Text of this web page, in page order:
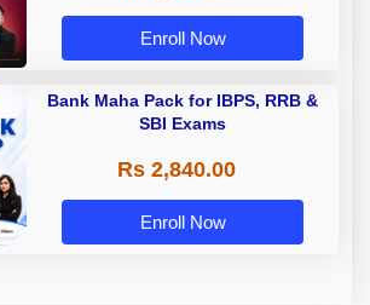
Enroll Now
Bank Maha Pack for IBPS, RRB &
SBI Exams
Rs 2,840.00
Enroll Now